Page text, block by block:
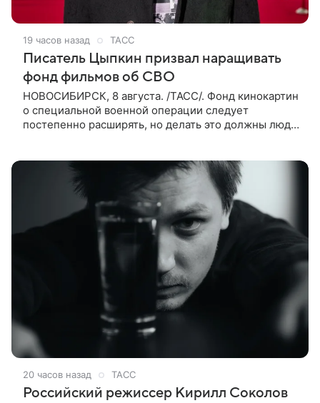
19 часов назад ТАСС
Писатель Цыпкин призвал наращивать
фонд фильмов об СВО
НОВОСИБИРСК, 8 августа. /ТАСС/. Фонд кинокартин
о специальной военной операции следует
постепенно расширять, но делать это должны люди,
20 часов назад ТАСС
Российский режиссер Кирилл Соколов